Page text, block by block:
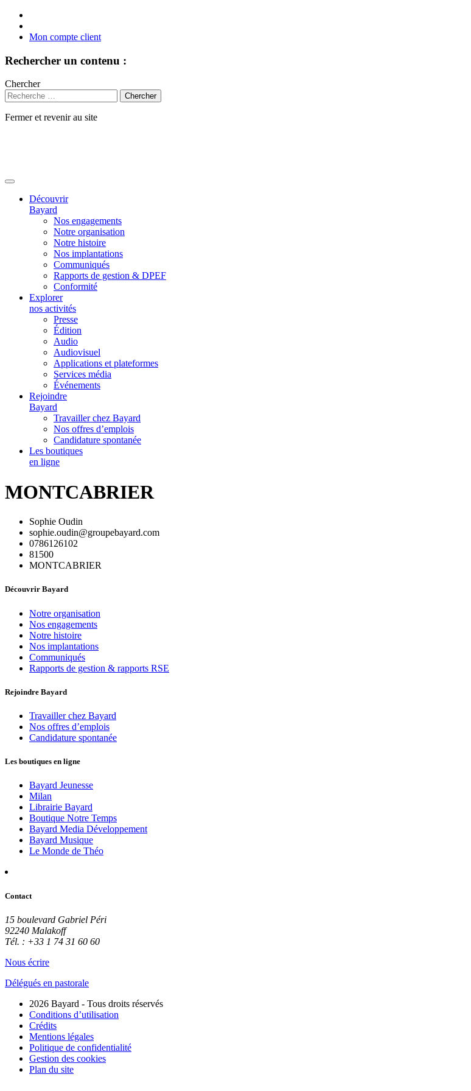
Mon compte client
Rechercher un contenu :
Chercher
Fermer et revenir au site
Découvrir
Bayard
Nos engagements
Notre organisation
Notre histoire
Nos implantations
Communiqués
Rapports de gestion & DPEF
Conformité
Explorer
nos activités
Presse
Édition
Audio
Audiovisuel
Applications et plateformes
Services média
Événements
Rejoindre
Bayard
Travailler chez Bayard
Nos offres d’emplois
Candidature spontanée
Les boutiques
en ligne
MONTCABRIER
Sophie Oudin
sophie.oudin@groupebayard.com
0786126102
81500
MONTCABRIER
Découvrir Bayard
Notre organisation
Nos engagements
Notre histoire
Nos implantations
Communiqués
Rapports de gestion & rapports RSE
Rejoindre Bayard
Travailler chez Bayard
Nos offres d’emplois
Candidature spontanée
Les boutiques en ligne
Bayard Jeunesse
Milan
Librairie Bayard
Boutique Notre Temps
Bayard Media Développement
Bayard Musique
Le Monde de Théo
Contact
15 boulevard Gabriel Péri
92240 Malakoff
Tél. : +33 1 74 31 60 60
Nous écrire
Délégués en pastorale
2026 Bayard - Tous droits réservés
Conditions d’utilisation
Crédits
Mentions légales
Politique de confidentialité
Gestion des cookies
Plan du site